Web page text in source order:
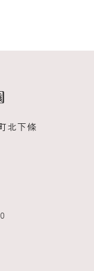
北下條